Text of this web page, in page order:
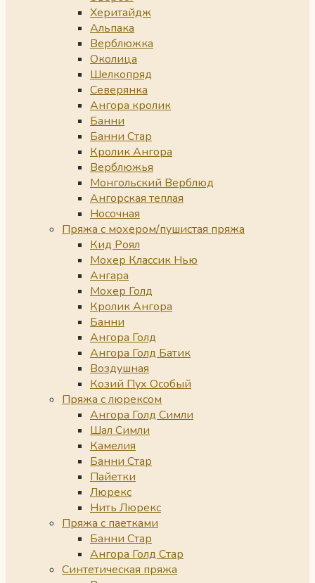
Херитайдж
Альпака
Верблюжка
Околица
Шелкопряд
Северянка
Ангора кролик
Банни
Банни Стар
Кролик Ангора
Верблюжья
Монгольский Верблюд
Ангорская теплая
Носочная
Пряжа с мохером/пушистая пряжа
Кид Роял
Мохер Классик Нью
Ангара
Мохер Голд
Кролик Ангора
Банни
Ангора Голд
Ангора Голд Батик
Воздушная
Козий Пух Особый
Пряжа с люрексом
Ангора Голд Симли
Шал Симли
Камелия
Банни Стар
Пайетки
Люрекс
Нить Люрекс
Пряжа с паетками
Банни Стар
Ангора Голд Стар
Синтетическая пряжа